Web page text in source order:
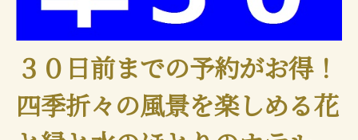
３０日前までの予約がお得！
四季折々の風景を楽しめる花